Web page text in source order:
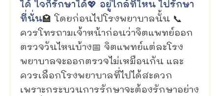
ได้ ใจก็รักษาได้💖 อยู่ใกล้ที่ไหน ไปรักษา
ที่นั่น🏩
โดยก่อนไปโรงพยาบาลนั้น 📞
ควรโทรถามเจ้าหน้าก่อนว่าจิตแพทย์ออก
ตรวจวันไหนบ้าง📅 จิตแพทย์แต่ละโรง
พยาบาลจะออกตรวจไม่เหมือนกัน และ
ควรเลือกโรงพยาบาลที่ไปได้สะดวก
เพราะกระบวนการรักษาจะต้องรักษาอย่าง